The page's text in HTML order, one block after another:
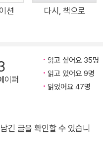
씀” “모집인원 0명” 등을 둘
다. ‘읽는 사람’과 ‘읽지
어려워한다는 것은 놀랍지
이다. ‘읽기’는 진화사적으
기와 뇌의 관계는 역동적이
않을 수 있다. 뇌의 한쪽
절대 ‘읽기’를 할 수 없다.
들어내지 못하기 때문이다.
션 다시, 책으로
이퍼
읽고 싶어요 35명
읽고 있어요 9명
읽었어요 47명
긴 글을 확인할 수 있습니